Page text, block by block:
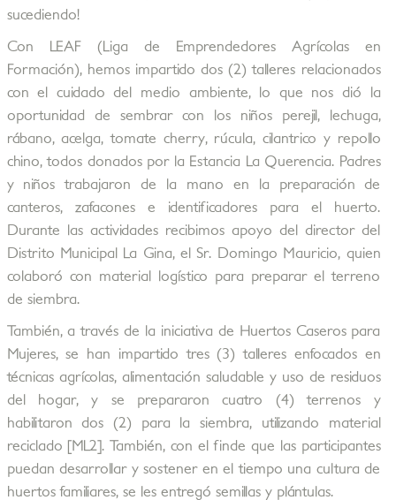
sucediendo!
Con LEAF (Liga de Emprendedores Agrícolas en
Formación), hemos impartido dos (2) talleres relacionados
con el cuidado del medio ambiente, lo que nos dió la
oportunidad de sembrar con los niños perejil, lechuga,
rábano, acelga, tomate cherry, rúcula, cilantrico y repollo
chino, todos donados por la Estancia La Querencia. Padres
y niños trabajaron de la mano en la preparación de
canteros, zafacones e identificadores para el huerto.
Durante las actividades recibimos apoyo del director del
Distrito Municipal La Gina, el Sr. Domingo Mauricio, quien
colaboró con material logístico para preparar el terreno
de siembra.
También, a través de la iniciativa de Huertos Caseros para
Mujeres, se han impartido tres (3) talleres enfocados en
técnicas agrícolas, alimentación saludable y uso de residuos
del hogar, y se prepararon cuatro (4) terrenos y
habilitaron dos (2) para la siembra, utilizando material
reciclado [ML2]. También, con el finde que las participantes
puedan desarrollar y sostener en el tiempo una cultura de
huertos familiares, se les entregó semillas y plántulas.